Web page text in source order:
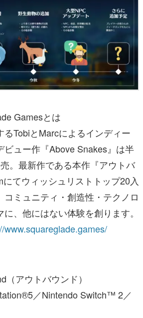
Gamesとは
るTobiとMarcによるインディー
ビュー作『Above Snakes』は半
。最新作である本作『アウトバ
てウィッシュリストトップ20入
コミュニティ・創造性・テクノロ
、他にはない体験を創ります。
www.squareglade.games/
アウトバウンド）
／Nintendo Switch™ 2／